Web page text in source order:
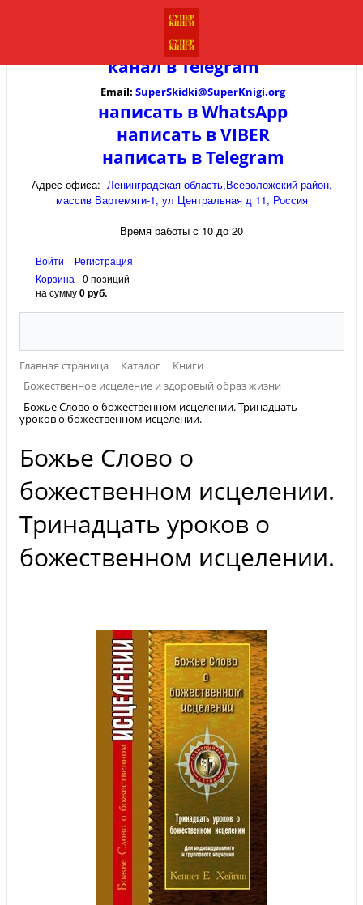
канал вTelegram
Email: SuperSkidki@SuperKnigi.org
написать в WhatsApp
написать в VIBER
написать в Telegram
Адрес офиса: Ленинградская область,Всеволожский район,
массив Вартемяги-1, ул Центральная д 11, Россия
Время работы с 10 до 20
Войти
Регистрация
Корзина
0 позиций
на сумму0 руб.
Главная страница Каталог
Книги
Божественное исцеление и здоровый образ жизни
Божье Слово о божественном исцелении. Тринадцать
уроков о божественном исцелении.
Божье Слово о
божественном исцелении.
Тринадцать уроков о
божественном исцелении.